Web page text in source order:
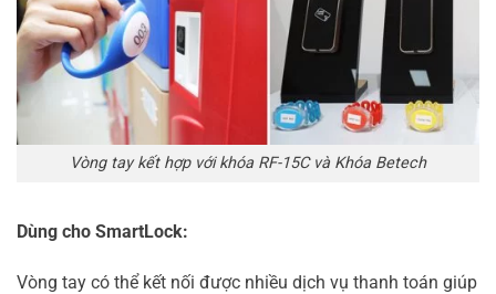
Vòng tay kết hợp với khóa RF-15C và Khóa Betech
Dùng cho SmartLock:
Vòng tay có thể kết nối được nhiều dịch vụ thanh toán giúp